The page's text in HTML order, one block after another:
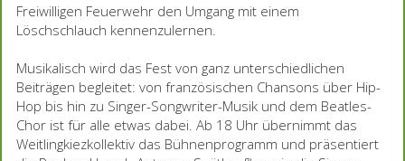
Freiwilligen Feuerwehr den Umgang mit einem
Löschschlauch kennenzulernen.
Musikalisch wird das Fest von ganz unterschiedlichen
Beiträgen begleitet: von französischen Chansons über Hip-
Hop bis hin zu Singer-Songwriter-Musik und dem Beatles-
Chor ist für alle etwas dabei. Ab 18 Uhr übernimmt das
Weitlingkiezkollektiv das Bühnenprogramm und präsentiert